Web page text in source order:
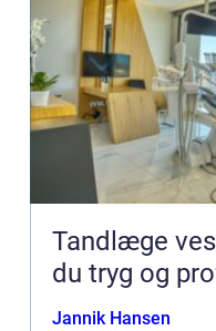
Tandlæge vesterbro
du tryg og
Jannik Hansen